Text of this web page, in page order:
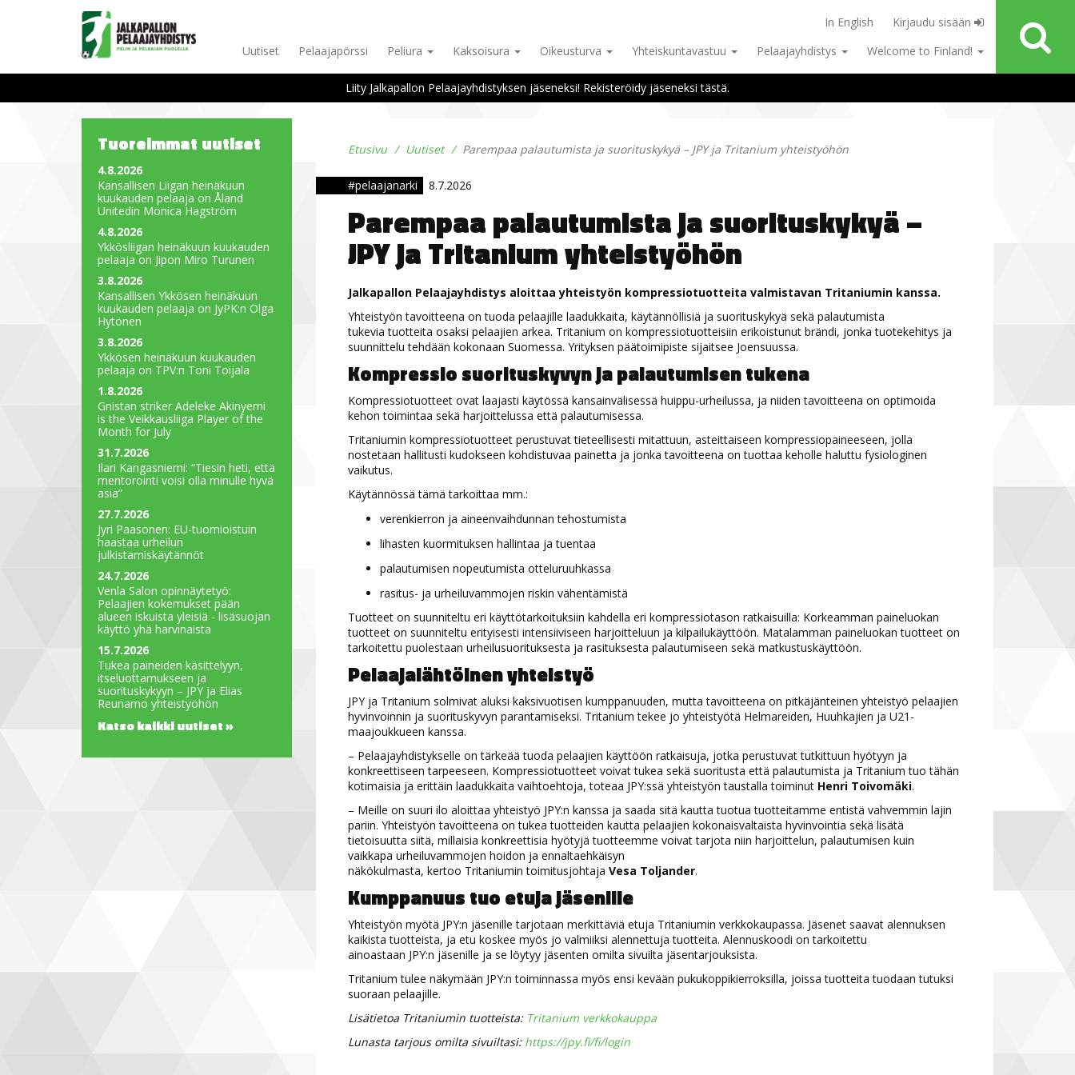
In English
Kirjaudu sisään
Uutiset
Pelaajapörssi Peliura Kaksoisura Oikeusturva Yhteiskuntavastuu Pelaajayhdistys Welcome to Finland!
Liity Jalkapallon Pelaajayhdistyksen jäseneksi! Rekisteröidy jäseneksi tästä.
Etusivu Uutiset Parempaa palautumista ja suorituskykyä – JPY ja Tritanium yhteistyöhön
#pelaajanarki 8.7.2026
Parempaa palautumista ja suorituskykyä –
JPY ja Tritanium yhteistyöhön
Jalkapallon Pelaajayhdistys aloittaa yhteistyön kompressiotuotteita valmistavan Tritaniumin kanssa.
Yhteistyön tavoitteena on tuoda pelaajille laadukkaita, käytännöllisiä ja suorituskykyä sekä palautumista
tukevia tuotteita osaksi pelaajien arkea. Tritanium on kompressiotuotteisiin erikoistunut brändi, jonka tuotekehitys ja
suunnittelu tehdään kokonaan Suomessa. Yrityksen päätoimipiste sijaitsee Joensuussa.
Kompressio suorituskyvyn ja palautumisen tukena
Kompressiotuotteet ovat laajasti käytössä kansainvälisessä huippu-urheilussa, ja niiden tavoitteena on optimoida
kehon toimintaa sekä harjoittelussa että palautumisessa.
Tritaniumin kompressiotuotteet perustuvat tieteellisesti mitattuun, asteittaiseen kompressiopaineeseen, jolla
nostetaan hallitusti kudokseen kohdistuvaa painetta ja jonka tavoitteena on tuottaa keholle haluttu fysiologinen
vaikutus.
Käytännössä tämä tarkoittaa mm.:
verenkierron ja aineenvaihdunnan tehostumista
lihasten kuormituksen hallintaa ja tuentaa
palautumisen nopeutumista otteluruuhkassa
rasitus- ja urheiluvammojen riskin vähentämistä
Tuotteet on suunniteltu eri käyttötarkoituksiin kahdella eri kompressiotason ratkaisuilla: Korkeamman paineluokan
tuotteet on suunniteltu erityisesti intensiiviseen harjoitteluun ja kilpailukäyttöön. Matalamman paineluokan tuotteet on
tarkoitettu puolestaan urheilusuorituksesta ja rasituksesta palautumiseen sekä matkustuskäyttöön.
Pelaajalähtöinen yhteistyö
JPY ja Tritanium solmivat aluksi kaksivuotisen kumppanuuden, mutta tavoitteena on pitkäjänteinen yhteistyö pelaajien
hyvinvoinnin ja suorituskyvyn parantamiseksi. Tritanium tekee jo yhteistyötä Helmareiden, Huuhkajien ja U21-
maajoukkueen kanssa.
– Pelaajayhdistykselle on tärkeää tuoda pelaajien käyttöön ratkaisuja, jotka perustuvat tutkittuun hyötyyn ja
konkreettiseen tarpeeseen. Kompressiotuotteet voivat tukea sekä suoritusta että palautumista ja Tritanium tuo tähän
kotimaisia ja erittäin laadukkaita vaihtoehtoja, toteaa JPY:ssä yhteistyön taustalla toiminut Henri Toivomäki.
– Meille on suuri ilo aloittaa yhteistyö JPY:n kanssa ja saada sitä kautta tuotua tuotteitamme entistä vahvemmin lajin
pariin. Yhteistyön tavoitteena on tukea tuotteiden kautta pelaajien kokonaisvaltaista hyvinvointia sekä lisätä
tietoisuutta siitä, millaisia konkreettisia hyötyjä tuotteemme voivat tarjota niin harjoittelun, palautumisen kuin
vaikkapa urheiluvammojen hoidon ja ennaltaehkäisyn
näkökulmasta, kertoo Tritaniumin toimitusjohtaja Vesa Toljander.
Kumppanuus tuo etuja jäsenille
Yhteistyön myötä JPY:n jäsenille tarjotaan merkittäviä etuja Tritaniumin verkkokaupassa. Jäsenet saavat alennuksen
kaikista tuotteista, ja etu koskee myös jo valmiiksi alennettuja tuotteita. Alennuskoodi on tarkoitettu
ainoastaan JPY:n jäsenille ja se löytyy jäsenten omilta sivuilta jäsentarjouksista.
Tritanium tulee näkymään JPY:n toiminnassa myös ensi kevään pukukoppikierroksilla, joissa tuotteita tuodaan tutuksi
suoraan pelaajille.
Lisätietoa Tritaniumin tuotteista: Tritanium verkkokauppa
Lunasta tarjous omilta sivuiltasi: https://jpy.fi/fi/login
Tuoreimmat uutiset
4.8.2026
Kansallisen Liigan heinäkuun
kuukauden pelaaja on Åland
Unitedin Monica Hagström
4.8.2026
Ykkösliigan heinäkuun kuukauden
pelaaja on Jipon Miro Turunen
3.8.2026
Kansallisen Ykkösen heinäkuun
kuukauden pelaaja on JyPK:n Olga
Hytönen
3.8.2026
Ykkösen heinäkuun kuukauden
pelaaja on TPV:n Toni Toijala
1.8.2026
Gnistan striker Adeleke Akinyemi
is the Veikkausliiga Player of the
Month for July
31.7.2026
Ilari Kangasniemi: “Tiesin heti, että
mentorointi voisi olla minulle hyvä
asia”
27.7.2026
Jyri Paasonen: EU-tuomioistuin
haastaa urheilun
julkistamiskäytännöt
24.7.2026
Venla Salon opinnäytetyö:
Pelaajien kokemukset pään
alueen iskuista yleisiä - lisäsuojan
käyttö yhä harvinaista
15.7.2026
Tukea paineiden käsittelyyn,
itseluottamukseen ja
suorituskykyyn – JPY ja Elias
Reunamo yhteistyöhön
Katso kaikki uutiset »